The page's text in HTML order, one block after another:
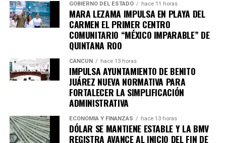
Recibe las noticias al instante
Únete al canal oficial de WhatsApp de
Quinto Podery recibe las noticias más
importantes de Quintana Roo directamente
en tu teléfono.
Unirme al canal de WhatsApp
GOBIERNO DEL ESTADO hace 11 horas
MARA LEZAMA IMPULSA EN PLAYA DEL
CARMEN EL PRIMER CENTRO
COMUNITARIO “MÉXICO IMPARABLE” DE
QUINTANA ROO
CANCÚN hace 13 horas
IMPULSA AYUNTAMIENTO DE BENITO
JUÁREZ NUEVA NORMATIVA PARA
FORTALECER LA SIMPLIFICACIÓN
ADMINISTRATIVA
ECONOMÍA Y FINANZAS hace 13 horas
DÓLAR SE MANTIENE ESTABLE Y LA BMV
REGISTRA AVANCE AL INICIO DEL FIN DE